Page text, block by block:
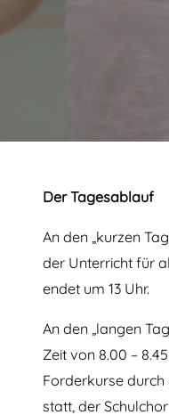
Der Tagesablauf
An den „kurzen
der Unterricht für
endet um 13 Uhr.
An den „langen
Zeit von 8.00 –
Forderkurse durch
statt, der